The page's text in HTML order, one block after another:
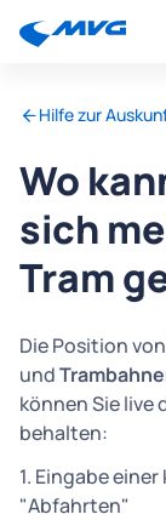
Hilfe zur
Wo
sich
Tram
Die Position von
und
können Sie live
behalten:
1. Eingabe
"Abfahrten"